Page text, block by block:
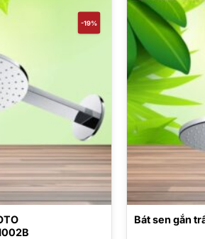
-19%
Bát sen gắn